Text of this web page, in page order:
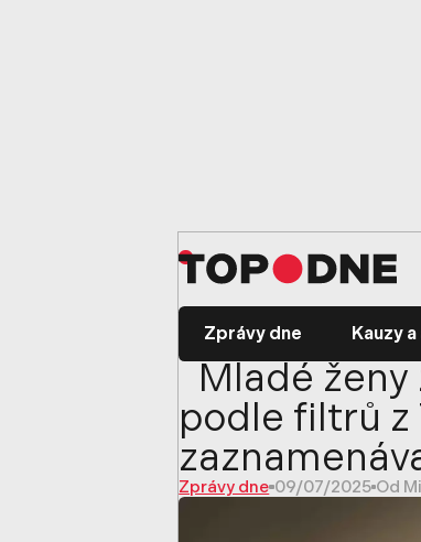
Zprávy dne Kauzy
Mladé
podle filtrů z
Zprávy dne 09/07/2025 Od